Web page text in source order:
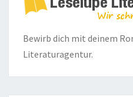
Bewirb dich mit deinem
Literaturagentur.